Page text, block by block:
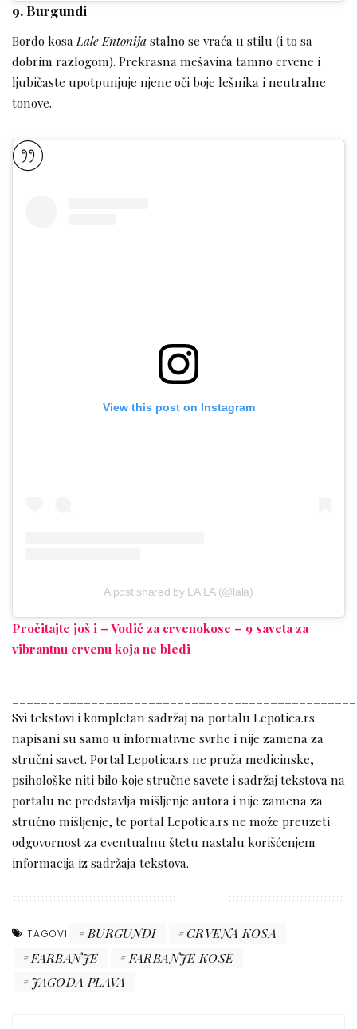
9. Burgundi
Bordo kosa Lale Entonijastalno se vraća u stilu (i to sa
dobrim razlogom). Prekrasna mešavina tamno crvene i
ljubičaste upotpunjuje njene oči boje lešnika i neutralne
tonove.
View this post on Instagram
A post shared by LA LA (@lala)
Pročitajte još i – Vodič za crvenokose – 9 saveta za
vibrantnu crvenu koja ne bledi
Svi tekstovi i kompletan sadržaj na portalu Lepotica.rs
napisani su samo u informativne svrhe i nije zamena za
stručni savet. Portal Lepotica.rs ne pruža medicinske,
psihološke niti bilo koje stručne savete i sadržaj tekstova na
portalu ne predstavlja mišljenje autora i nije zamena za
stručno mišljenje, te portal Lepotica.rs ne može preuzeti
odgovornost za eventualnu štetu nastalu korišćenjem
informacija iz sadržaja tekstova.
TAGOVI BURGUNDI
CRVENA KOSA
FARBANJE
FARBANJE KOSE
JAGODA PLAVA